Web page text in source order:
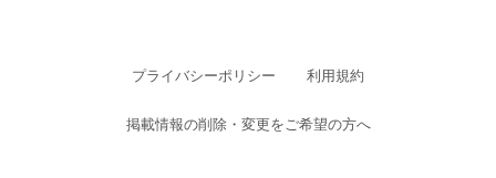
プライバシーポリシー 利用規約
掲載情報の削除・変更をご希望の方へ